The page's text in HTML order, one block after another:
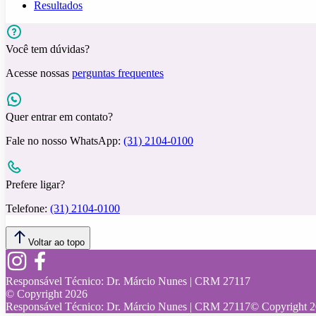
Resultados
Você tem dúvidas?
Acesse nossas perguntas frequentes
Quer entrar em contato?
Fale no nosso WhatsApp: (31) 2104-0100
Prefere ligar?
Telefone: (31) 2104-0100
Voltar ao topo
Responsável Técnico: Dr. Márcio Nunes | CRM 27117
© Copyright 2026
Responsável Técnico: Dr. Márcio Nunes | CRM 27117© Copyright